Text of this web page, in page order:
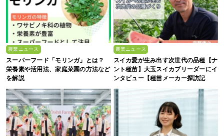
農業ニュース
スーパーフード「モリンガ」とは？
栄養素や活用法、家庭菜園の方法など
を解説
農業ニュース
スイカ愛が生み出す次世代の品種【ナ
ント種苗】大玉スイカブリーダーにイ
ンタビュー【種苗メーカー探訪記
Vol.4】